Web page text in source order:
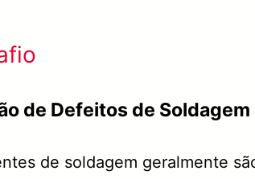
de Defeitos de
de soldagem geralmente